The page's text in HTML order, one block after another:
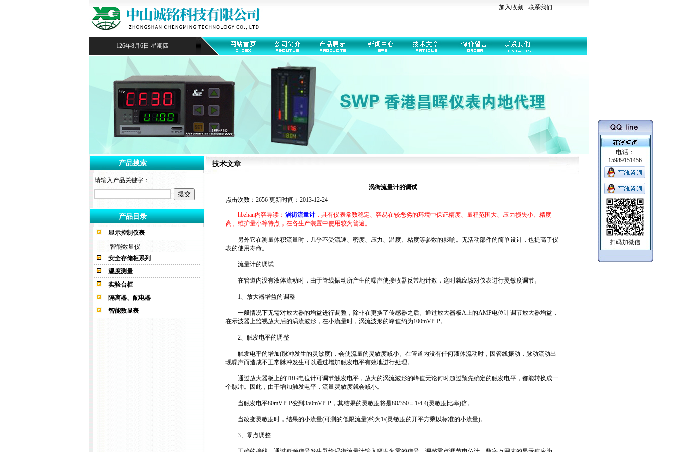
·加入收藏 ·联系我们
126年8月6日 星期四
产品搜索
请输入产品关键字：
产品目录
显示控制仪表
智能数显仪
安全存储柜系列
温度测量
实验台柜
隔离器、配电器
智能数显表
技术文章
涡街流量计的调试
点击次数：2656 更新时间：2013-12-24
hbzhan内容导读： 涡街流量计，具有仪表常数稳定、容易在较恶劣的环境中保证精度、量程范围大、压力损失小、精度
高、维护量小等特点，在各生产装置中使用较为普遍。
另外它在测量体积流量时，几乎不受流速、密度、压力、温度、粘度等参数的影响。无活动部件的简单设计，也提高了仪
表的使用寿命。
流量计的调试
在管道内没有液体流动时，由于管线振动所产生的噪声使接收器反常地计数，这时就应该对仪表进行灵敏度调节。
1、放大器增益的调整
一般情况下无需对放大器的增益进行调整，除非在更换了传感器之后。通过放大器板A上的AMP电位计调节放大器增益，
在示波器上监视放大后的涡流波形，在小流量时，涡流波形的峰值约为100mVP-P。
2、触发电平的调整
触发电平的增加(脉冲发生的灵敏度)，会使流量的灵敏度减小。在管道内没有任何液体流动时，因管线振动，脉动流动出
现噪声而造成不正常脉冲发生可以通过增加触发电平有效地进行处理。
通过放大器板上的TRG电位计可调节触发电平，放大的涡流波形的峰值无论何时超过预先确定的触发电平，都能转换成一
个脉冲。因此，由于增加触发电平，流量灵敏度就会减小。
当触发电平80mVP-P变到350mVP-P，其结果的灵敏度将是80/350＝1/4.4(灵敏度比率)倍。
当改变灵敏度时，结果的小流量(可测的低限流量)约为1/(灵敏度的开平方乘以标准的小流量)。
3、零点调整
电话：
15989151456
扫码加微信